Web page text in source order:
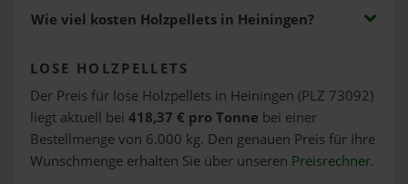
Wie viel kosten Holzpellets in Heiningen?
LOSE HOLZPELLETS
Der Preis für lose Holzpellets in Heiningen (PLZ 73092)
liegt aktuell bei 418,37 € pro Tonne bei einer
Bestellmenge von 6.000 kg. Den genauen Preis für Ihre
Wunschmenge erhalten Sie über unseren Preisrechner.